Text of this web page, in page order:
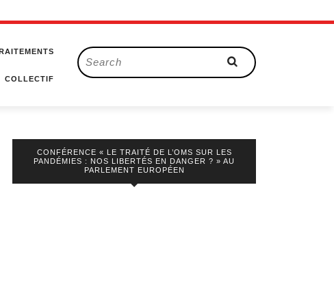
COLLECTIF
Search
for:
CONFÉRENCE « LE TRAITÉ DE L’OMS SUR LES
PANDÉMIES : NOS LIBERTÉS EN DANGER ? » AU
PARLEMENT EUROPÉEN